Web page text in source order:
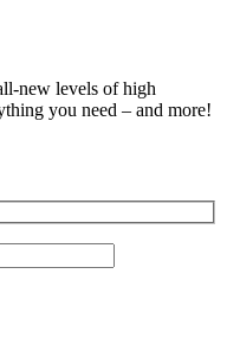
new levels of high
you need – and more!